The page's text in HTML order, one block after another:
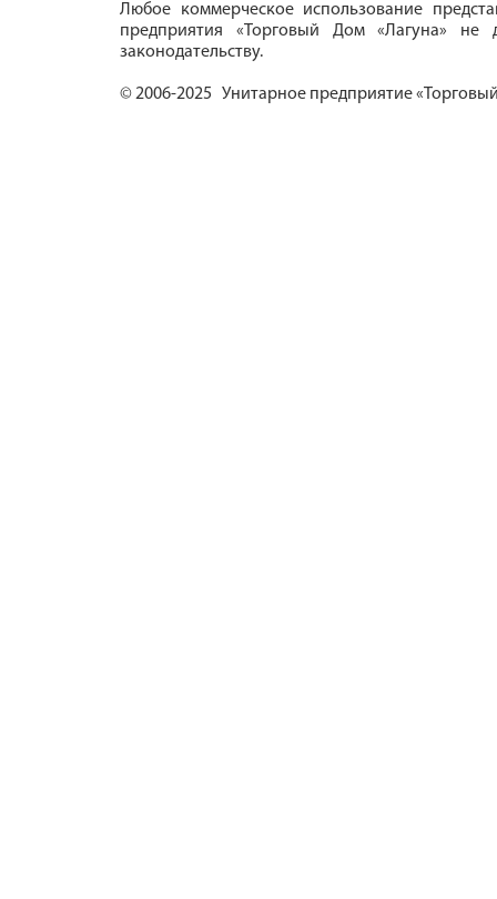
Любое коммерческое использование
предприятия «Торговый Дом «Лагуна» не
законодательству.
© 2006-2025 Унитарное предприятие